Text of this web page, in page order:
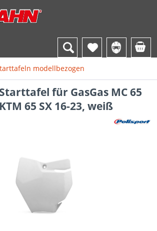
modellbezogen
Starttafel für GasGas MC 65
65 SX 16-23, weiß